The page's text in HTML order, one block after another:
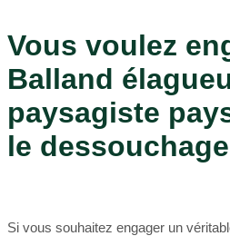
Vous voulez
Balland
paysagiste
le
Si vous souhaitez engager un